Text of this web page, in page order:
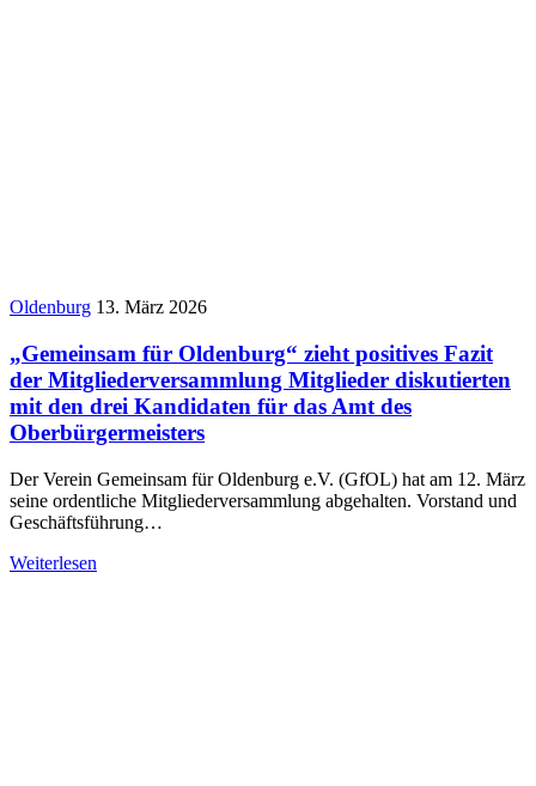
Oldenburg 13. März 2026
„Gemeinsam für Oldenburg“ zieht positives Fazit
der Mitgliederversammlung Mitglieder diskutierten
mit den drei Kandidaten für das Amt des
Oberbürgermeisters
Der Verein Gemeinsam für Oldenburg e.V. (GfOL) hat am 12. März
seine ordentliche Mitgliederversammlung abgehalten. Vorstand und
Geschäftsführung…
Weiterlesen